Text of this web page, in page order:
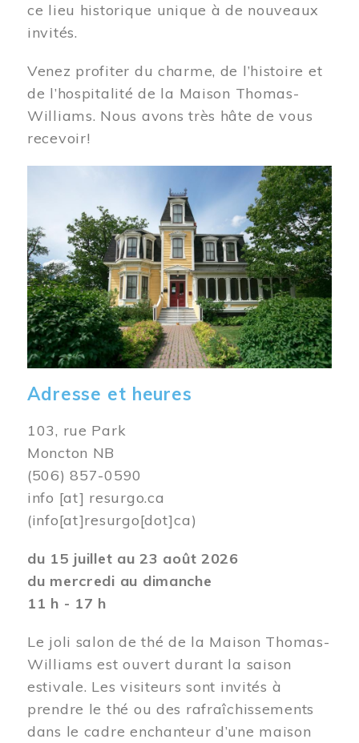
ce lieu historique unique à de nouveaux
invités.
Venez profiter du charme, de l’histoire et
de l’hospitalité de la Maison Thomas-
Williams. Nous avons très hâte de vous
recevoir!
Adresse et heures
103, rue Park
Moncton NB
(506) 857-0590
info [at] resurgo.ca
(info[at]resurgo[dot]ca)
du 15 juillet au 23 août 2026
du mercredi au dimanche
11 h - 17 h
Le joli salon de thé de la Maison Thomas-
Williams est ouvert durant la saison
estivale. Les visiteurs sont invités à
prendre le thé ou des rafraîchissements
dans le cadre enchanteur d’une maison